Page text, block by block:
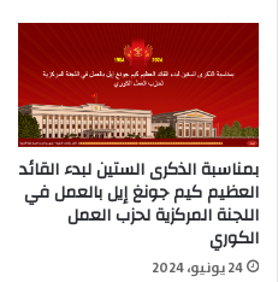
بمناسبة الذكرى الستين لبدء القائد
العظيم كيم جونغ إيل بالعمل في
اللجنة المركزية لحزب العمل
الكوري
24 يونيو، 2024